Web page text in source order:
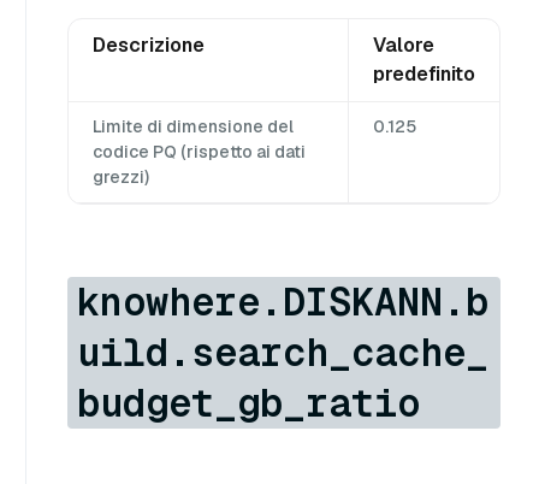
Descrizione
Valore
predefinito
Limite di dimensione del
codice PQ (rispetto ai dati
grezzi)
0.125
knowhere.DISKANN.b
uild.search_cache_
budget_gb_ratio